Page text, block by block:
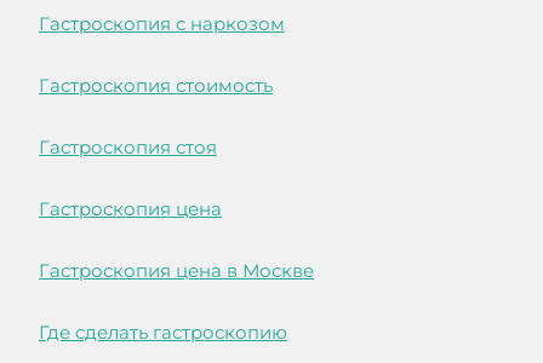
Гастроскопия с наркозом
Гастроскопия стоимость
Гастроскопия стоя
Гастроскопия цена
Гастроскопия цена в Москве
Где сделать гастроскопию